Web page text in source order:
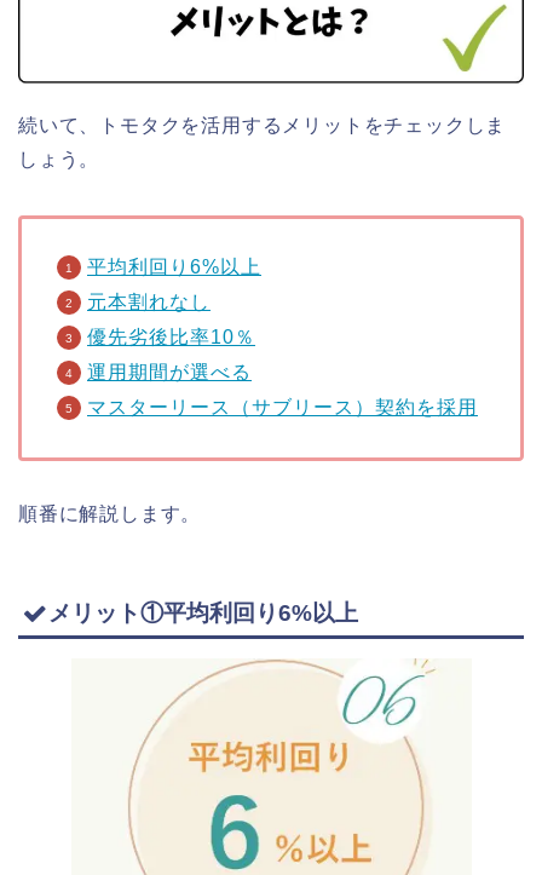
続いて、トモタクを活用するメリットをチェックしま
しょう。
平均利回り6%以上
元本割れなし
優先劣後比率10％
運用期間が選べる
マスターリース（サブリース）契約を採用
順番に解説します。
メリット①平均利回り6%以上